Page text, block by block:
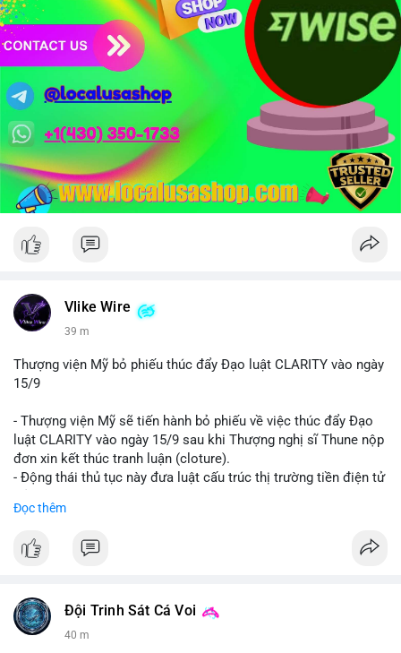
Vlike Wire
39 m
Thượng viện Mỹ bỏ phiếu thúc đẩy Đạo luật CLARITY vào ngày
15/9
- Thượng viện Mỹ sẽ tiến hành bỏ phiếu về việc thúc đẩy Đạo
luật CLARITY vào ngày 15/9 sau khi Thượng nghị sĩ Thune nộp
đơn xin kết thúc tranh luận (cloture).
- Động thái thủ tục này đưa luật cấu trúc thị trường tiền điện tử
các điều khoản liên quan đến đạo đức và stablecoin.
rõ ràng cho thị trường tiền điện tử tại Mỹ.
#cryptoregulation #stablecoin
Đọc thêm
Đội Trinh Sát Cá Voi
40 m